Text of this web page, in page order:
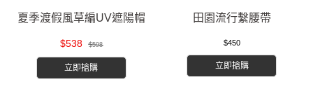
夏季渡假風草編UV遮陽帽
$538 $598
立即搶購
田園流行繫腰帶
$450
立即搶購